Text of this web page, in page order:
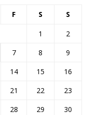
F S S
1
2
7 8
9
14 15
16
21 22
23
28 29
30